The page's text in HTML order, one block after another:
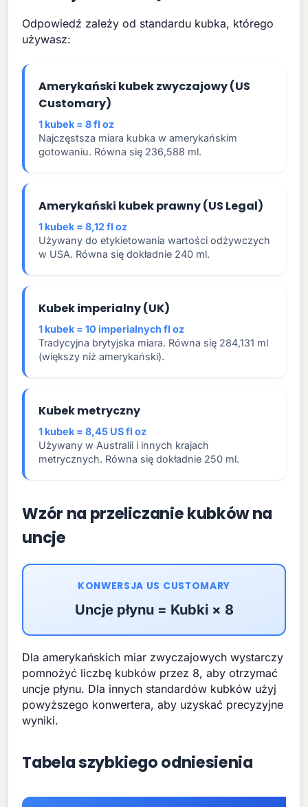
Odpowiedź zależy od standardu kubka, którego
używasz:
Amerykański kubek zwyczajowy (US
Customary)
1 kubek = 8 fl oz
Najczęstsza miara kubka w amerykańskim
gotowaniu. Równa się 236,588 ml.
Amerykański kubek prawny (US Legal)
1 kubek = 8,12 fl oz
Używany do etykietowania wartości odżywczych
w USA. Równa się dokładnie 240 ml.
Kubek imperialny (UK)
1 kubek = 10 imperialnych fl oz
Tradycyjna brytyjska miara. Równa się 284,131 ml
(większy niż amerykański).
Kubek metryczny
1 kubek = 8,45 US fl oz
Używany w Australii i innych krajach
metrycznych. Równa się dokładnie 250 ml.
Wzór na przeliczanie kubków na
uncje
KONWERSJA US CUSTOMARY
Uncje płynu = Kubki × 8
Dla amerykańskich miar zwyczajowych wystarczy
pomnożyć liczbę kubków przez 8, aby otrzymać
uncje płynu. Dla innych standardów kubków użyj
powyższego konwertera, aby uzyskać precyzyjne
wyniki.
Tabela szybkiego odniesienia